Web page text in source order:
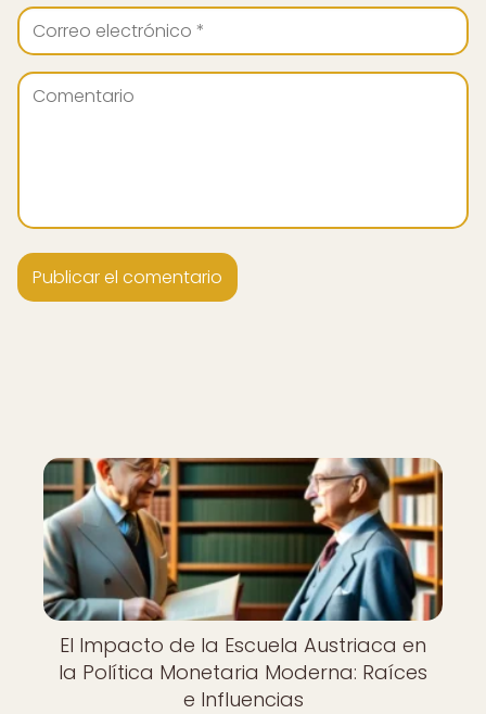
El Impacto de la Escuela Austriaca en
la Política Monetaria Moderna: Raíces
e Influencias